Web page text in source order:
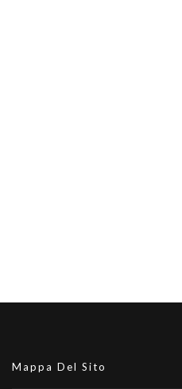
Mappa Del Sito